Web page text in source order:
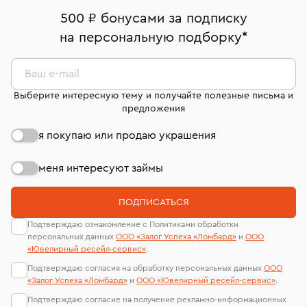
500 ₽ бонусами за подписку
на персональную подборку*
Ваш e-mail
Выберите интересную тему и получайте полезные письма и
предложения
я покупаю или продаю украшения
меня интересуют займы
ПОДПИСАТЬСЯ
Подтверждаю ознакомление с Политиками обработки
персональных данных ООО «Залог Успеха «Ломбард» и ООО
«Ювелирный ресейл-сервиc».
Подтверждаю согласия на обработку персональных данных ООО
«Залог Успеха «Ломбард» и ООО «Ювелирный ресейл-сервиc».
Подтверждаю согласие на получение рекламно-информационных